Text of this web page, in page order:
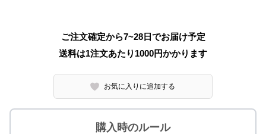
ご注文確定から7~28日でお届け予定
送料は1注文あたり 1000円かかります
お気に入りに追加する
購入時のルール